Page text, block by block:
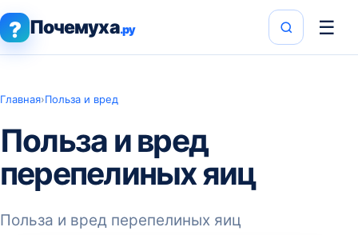
? Почемуха.ру ☰
Главная›Польза и вред
Польза и вред
перепелиных яиц
Польза и вред перепелиных яиц